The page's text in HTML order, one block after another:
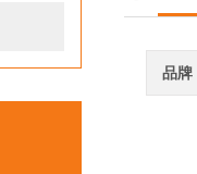
品牌